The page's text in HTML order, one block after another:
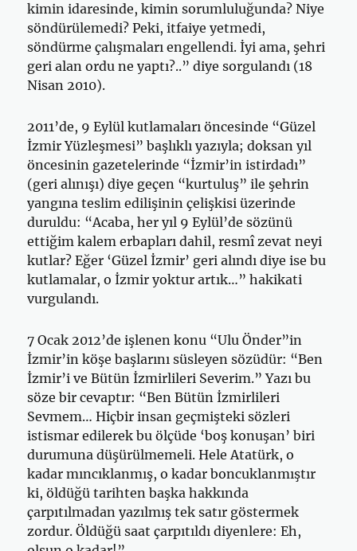
kimin idaresinde, kimin sorumluluğunda? Niye
söndürülemedi? Peki, itfaiye yetmedi,
söndürme çalışmaları engellendi. İyi ama, şehri
geri alan ordu ne yaptı?..” diye sorgulandı (18
Nisan 2010).
2011’de, 9 Eylül kutlamaları öncesinde “Güzel
İzmir Yüzleşmesi” başlıklı yazıyla; doksan yıl
öncesinin gazetelerinde “İzmir’in istirdadı”
(geri alınışı) diye geçen “kurtuluş” ile şehrin
yangına teslim edilişinin çelişkisi üzerinde
duruldu: “Acaba, her yıl 9 Eylül’de sözünü
ettiğim kalem erbapları dahil, resmî zevat neyi
kutlar? Eğer ‘Güzel İzmir’ geri alındı diye ise bu
kutlamalar, o İzmir yoktur artık…” hakikati
vurgulandı.
7 Ocak 2012’de işlenen konu “Ulu Önder”in
İzmir’in köşe başlarını süsleyen sözüdür: “Ben
İzmir’i ve Bütün İzmirlileri Severim.” Yazı bu
söze bir cevaptır: “Ben Bütün İzmirlileri
Sevmem… Hiçbir insan geçmişteki sözleri
istismar edilerek bu ölçüde ‘boş konuşan’ biri
durumuna düşürülmemeli. Hele Atatürk, o
kadar mıncıklanmış, o kadar boncuklanmıştır
ki, öldüğü tarihten başka hakkında
çarpıtılmadan yazılmış tek satır göstermek
zordur. Öldüğü saat çarpıtıldı diyenlere: Eh,